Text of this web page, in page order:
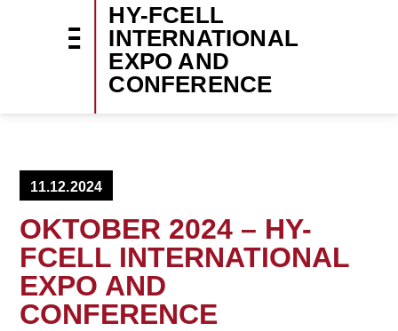
HY-FCELL
INTERNATIONAL
EXPO AND
CONFERENCE
OKTOBER 2024 – HY-
FCELL INTERNATIONAL
EXPO AND
CONFERENCE
11.12.2024